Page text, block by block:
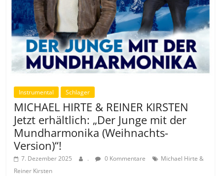
Instrumental Schlager
MICHAEL HIRTE & REINER KIRSTEN
Jetzt erhältlich: „Der Junge mit der
Mundharmonika (Weihnachts-
Version)“!
7. Dezember 2025 . 0 Kommentare
Michael Hirte &
Reiner Kirsten